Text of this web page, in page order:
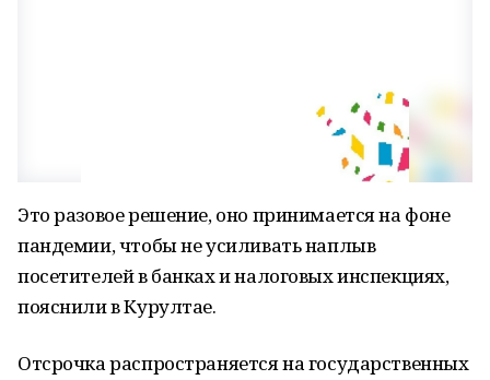
Это разовое решение, оно принимается на фоне
пандемии, чтобы не усиливать наплыв
посетителей в банках и налоговых инспекциях,
пояснили в Курултае.
Отсрочка распространяется на государственных